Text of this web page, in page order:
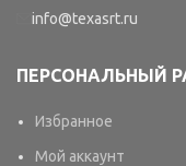
info@texasrt.ru
ПЕРСОНАЛЬНЫЙ
Избранное
Мой аккаунт